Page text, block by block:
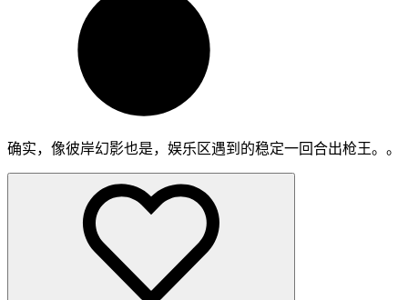
确实，像彼岸幻影也是，娱乐区遇到的稳定一回合出枪王。。